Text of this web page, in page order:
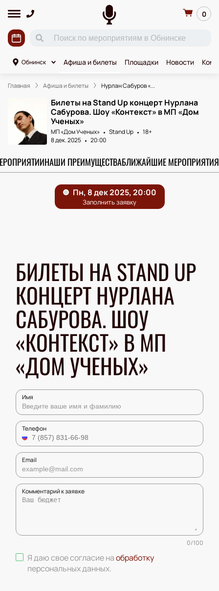
0
Обнинск Афиша и билеты Площадки Новости
Главная Афиша и билеты Нурлан Сабуров «...
Билеты на Stand Up концерт Нурлана
Сабурова. Шоу «Контекст» в МП «Дом
Ученых»
МП «Дом Ученых» Stand Up
18+
8 дек. 2025
20:00
НАШИ ПРЕИМУЩЕСТВАБЛИЖАЙШИЕ МЕРОПРИЯТИЯ
БИЛЕТЫ НА STAND UP
КОНЦЕРТ НУРЛАНА
САБУРОВА. ШОУ
«КОНТЕКСТ» В МП
«ДОМ УЧЕНЫХ»
Имя
Телефон
Email
Комментарий к заявке
0/100
Я даю свое согласие наобработку
персональных данных.